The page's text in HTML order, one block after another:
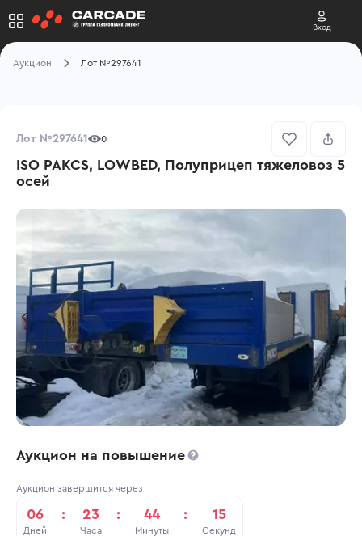
Вход
Аукцион Лот №297641
Лот №297641 0
ISO PAKCS, LOWBED, Полуприцеп тяжеловоз 5
осей
Аукцион на повышение
Аукцион завершится через
06
Дней
: 23
Часа
: 44
Минуты
: 15
Секунд